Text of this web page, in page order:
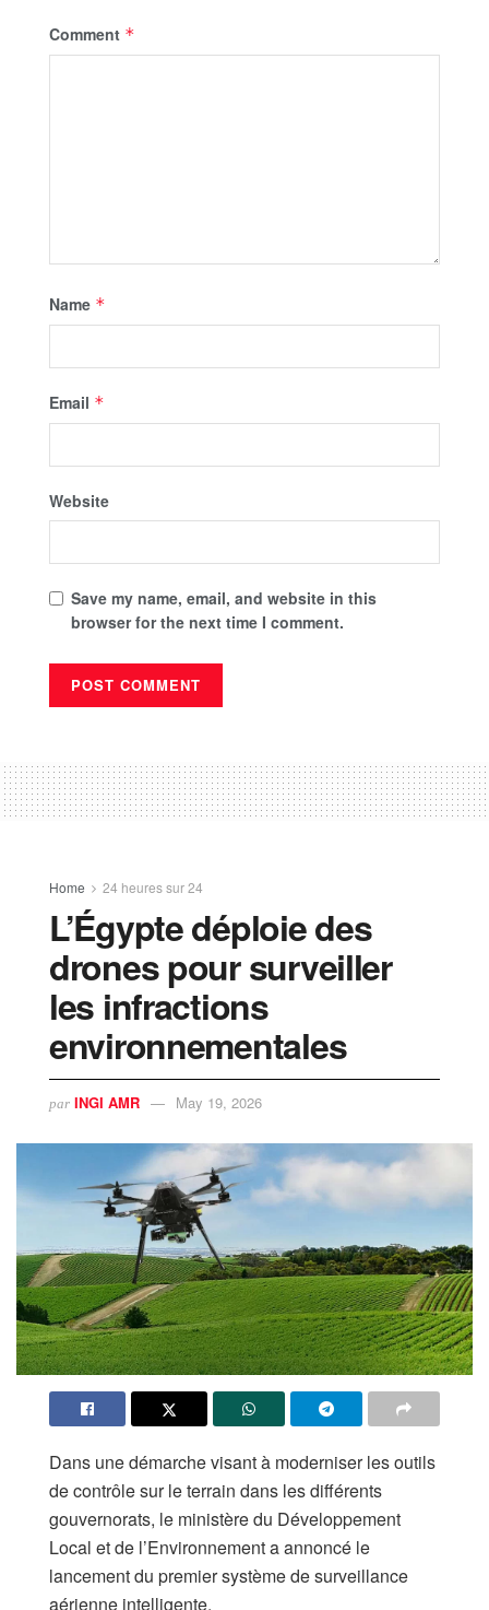
Comment *
Name *
Email *
Website
Save my name, email, and website in this
browser for the next time I comment.
Home 24 heures sur 24
L’Égypte déploie des
drones pour surveiller
les infractions
environnementales​
par INGI AMR May 19, 2026
Dans une démarche visant à moderniser les outils
de contrôle sur le terrain dans les différents
gouvernorats, le ministère du Développement
Local et de l’Environnement a annoncé le
lancement du premier système de surveillance
aérienne intelligente.